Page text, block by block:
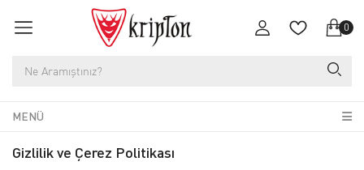
0
MENÜ
Gizlilik ve Çerez Politikası